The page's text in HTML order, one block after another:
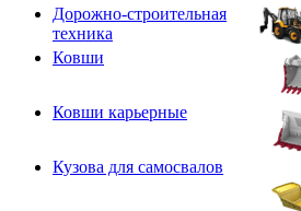
Дорожно-строительная
техника
Ковши
Ковши карьерные
Кузова для самосвалов